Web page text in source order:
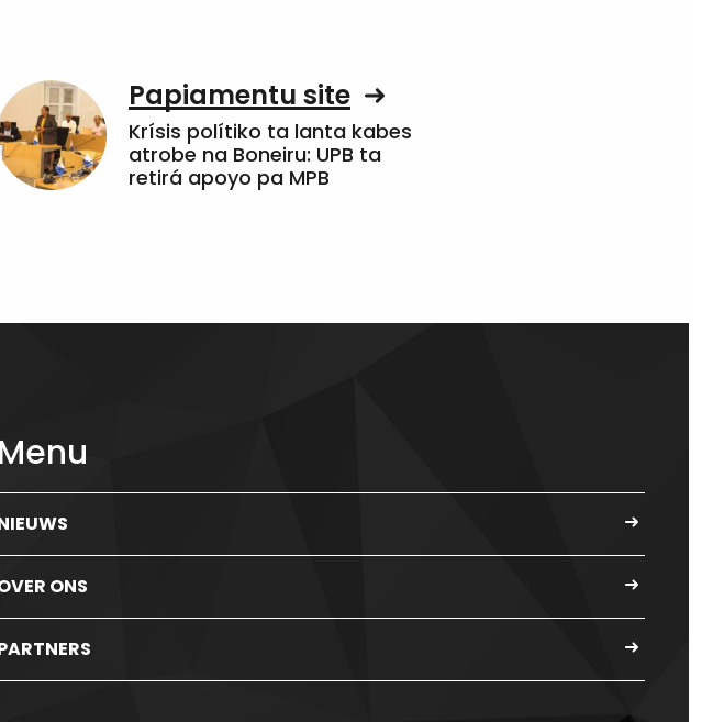
Papiamentu site
Krísis polítiko ta lanta kabes
atrobe na Boneiru: UPB ta
retirá apoyo pa MPB
Menu
ONS